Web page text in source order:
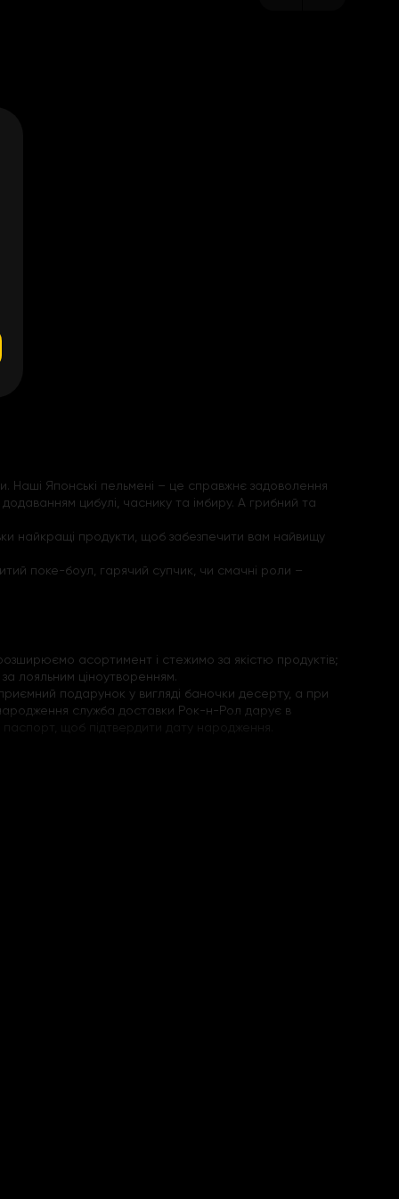
Наші Японські пельмені – це справжнє задоволення
цибулі, часнику та імбиру. А грибний та
найкращі продукти, щоб забезпечити вам найвищу
поке-боул, гарячий супчик, чи смачні роли –
асортимент і стежимо за якістю продуктів;
лояльним ціноутворенням.
подарунок у вигляді баночки десерту, а при
служба доставки Рок-н-Рол дарує в
паспорт, щоб підтвердити дату народження.